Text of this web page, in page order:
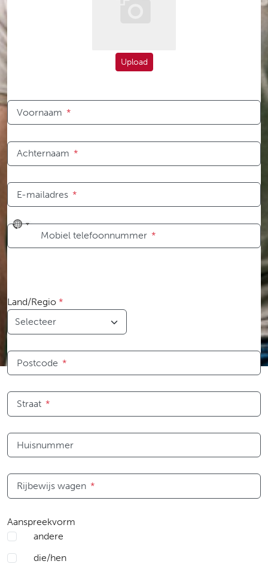
Upload
Voornaam *
Achternaam *
E-mailadres *
No
countryMobiel telefoonnummer *
Land/Regio *
Postcode *
Straat *
Huisnummer
Rijbewijs wagen *
Aanspreekvorm
andere
die/hen